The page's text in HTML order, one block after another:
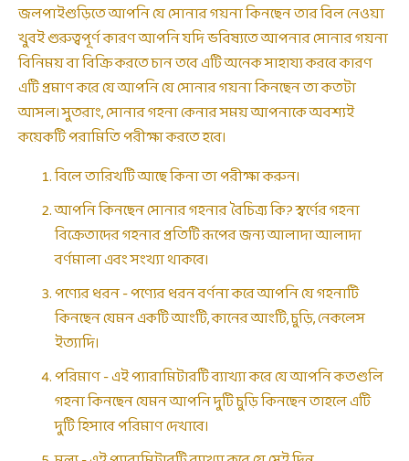
জলপাইগুড়িতে আপনি যে সোনার গয়না কিনছেন তার বিল নেওয়া
খুবই গুরুত্বপূর্ণ কারণ আপনি যদি ভবিষ্যতে আপনার সোনার গয়না
বিনিময় বা বিক্রি করতে চান তবে এটি অনেক সাহায্য করবে কারণ
এটি প্রমাণ করে যে আপনি যে সোনার গয়না কিনছেন তা কতটা
আসল। সুতরাং, সোনার গহনা কেনার সময় আপনাকে অবশ্যই
কয়েকটি পরামিতি পরীক্ষা করতে হবে।
বিলে তারিখটি আছে কিনা তা পরীক্ষা করুন।
আপনি কিনছেন সোনার গহনার বৈচিত্র্য কি? স্বর্ণের গহনা
বিক্রেতাদের গহনার প্রতিটি রূপের জন্য আলাদা আলাদা
বর্ণমালা এবং সংখ্যা থাকবে।
পণ্যের ধরন - পণ্যের ধরন বর্ণনা করে আপনি যে গহনাটি
কিনছেন যেমন একটি আংটি, কানের আংটি, চুড়ি, নেকলেস
ইত্যাদি।
পরিমাণ - এই প্যারামিটারটি ব্যাখ্যা করে যে আপনি কতগুলি
গহনা কিনছেন যেমন আপনি দুটি চুড়ি কিনছেন তাহলে এটি
দুটি হিসাবে পরিমাণ দেখাবে।